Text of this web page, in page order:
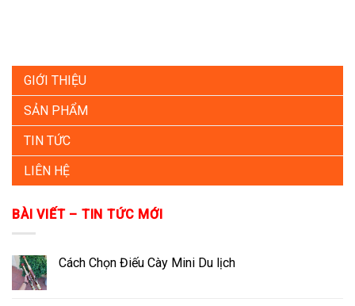
GIỚI THIỆU
SẢN PHẨM
TIN TỨC
LIÊN HỆ
BÀI VIẾT – TIN TỨC MỚI
Cách Chọn Điếu Cày Mini Du lịch